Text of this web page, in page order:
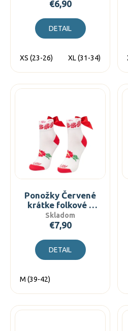
€6,90
DETAIL
XS (23-26) XL (31-34)
Ponožky Červené
krátke folkové s
mašľou
Skladom
€7,90
DETAIL
M (39-42)